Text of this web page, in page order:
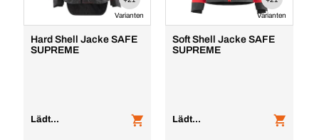
Varianten
Hard Shell Jacke SAFE
SUPREME
Lädt...
Varianten
Soft Shell Jacke SAFE
SUPREME
Lädt...